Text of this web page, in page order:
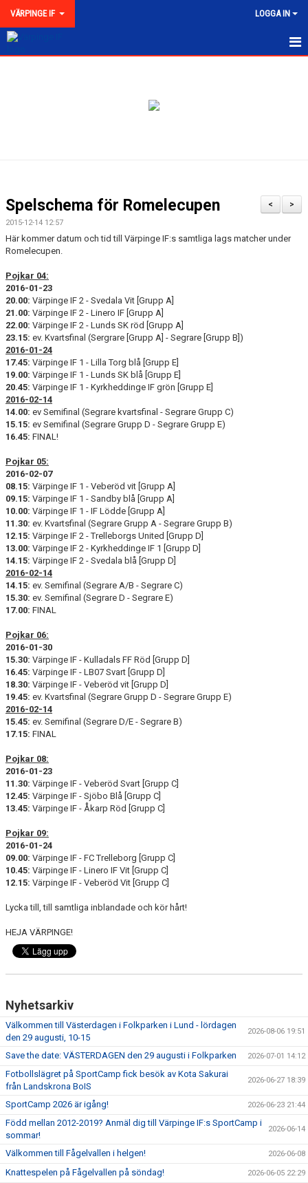
VÄRPINGE IF LOGGA IN
KLUBBKOLLEKTION
>
<
Spelschema för Romelecupen
2015-12-14 12:57
Här kommer datum och tid till Värpinge IF:s samtliga lags matcher under
Romelecupen.
Pojkar 04:
2016-01-23
20.00: Värpinge IF 2 - Svedala Vit [Grupp A]
21.00: Värpinge IF 2 - Linero IF [Grupp A]
22.00: Värpinge IF 2 - Lunds SK röd [Grupp A]
23.15: ev. Kvartsfinal (Sergrare [Grupp A] - Segrare [Grupp B])
2016-01-24
17.45: Värpinge IF 1 - Lilla Torg blå [Grupp E]
19.00: Värpinge IF 1 - Lunds SK blå [Grupp E]
20.45: Värpinge IF 1 - Kyrkheddinge IF grön [Grupp E]
2016-02-14
14.00: ev Semifinal (Segrare kvartsfinal - Segrare Grupp C)
15.15: ev Semifinal (Segrare Grupp D - Segrare Grupp E)
16.45: FINAL!
Pojkar 05:
2016-02-07
08.15: Värpinge IF 1 - Veberöd vit [Grupp A]
09.15: Värpinge IF 1 - Sandby blå [Grupp A]
10.00: Värpinge IF 1 - IF Lödde [Grupp A]
11.30: ev. Kvartsfinal (Segrare Grupp A - Segrare Grupp B)
12.15: Värpinge IF 2 - Trelleborgs United [Grupp D]
13.00: Värpinge IF 2 - Kyrkheddinge IF 1 [Grupp D]
14.15: Värpinge IF 2 - Svedala blå [Grupp D]
2016-02-14
14.15: ev. Semifinal (Segrare A/B - Segrare C)
15.30: ev. Semifinal (Segrare D - Segrare E)
17.00: FINAL
Pojkar 06:
2016-01-30
15.30: Värpinge IF - Kulladals FF Röd [Grupp D]
16.45: Värpinge IF - LB07 Svart [Grupp D]
18.30: Värpinge IF - Veberöd vit [Grupp D]
19.45: ev. Kvartsfinal (Segrare Grupp D - Segrare Grupp E)
2016-02-14
15.45: ev. Semifinal (Segrare D/E - Segrare B)
17.15: FINAL
Pojkar 08:
2016-01-23
11.30: Värpinge IF - Veberöd Svart [Grupp C]
12.45: Värpinge IF - Sjöbo Blå [Grupp C]
13.45: Värpinge IF - Åkarp Röd [Grupp C]
Pojkar 09:
2016-01-24
09.00: Värpinge IF - FC Trelleborg [Grupp C]
10.45: Värpinge IF - Linero IF Vit [Grupp C]
12.15: Värpinge IF - Veberöd Vit [Grupp C]
Lycka till, till samtliga inblandade och kör hårt!
HEJA VÄRPINGE!
Nyhetsarkiv
Välkommen till Västerdagen i Folkparken i Lund - lördagen
den 29 augusti, 10-15
2026-08-06 19:51
Save the date: VÄSTERDAGEN den 29 augusti i Folkparken 2026-07-01 14:12
Fotbollslägret på SportCamp fick besök av Kota Sakurai
från Landskrona BoIS
2026-06-27 18:39
SportCamp 2026 är igång! 2026-06-23 21:44
Född mellan 2012-2019? Anmäl dig till Värpinge IF:s SportCamp i
sommar!
2026-06-14
Välkommen till Fågelvallen i helgen! 2026-06-08
Knattespelen på Fågelvallen på söndag! 2026-06-05 22:29